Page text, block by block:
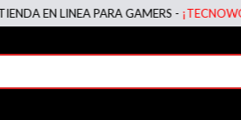
EN LINEA PARA GAMERS -¡TECNOWOW!